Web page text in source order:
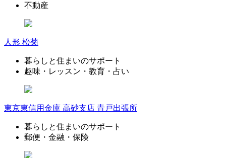
不動産
人形 松菊
暮らしと住まいのサポート
趣味・レッスン・教育・占い
東京東信用金庫 高砂支店 青戸出張所
暮らしと住まいのサポート
郵便・金融・保険